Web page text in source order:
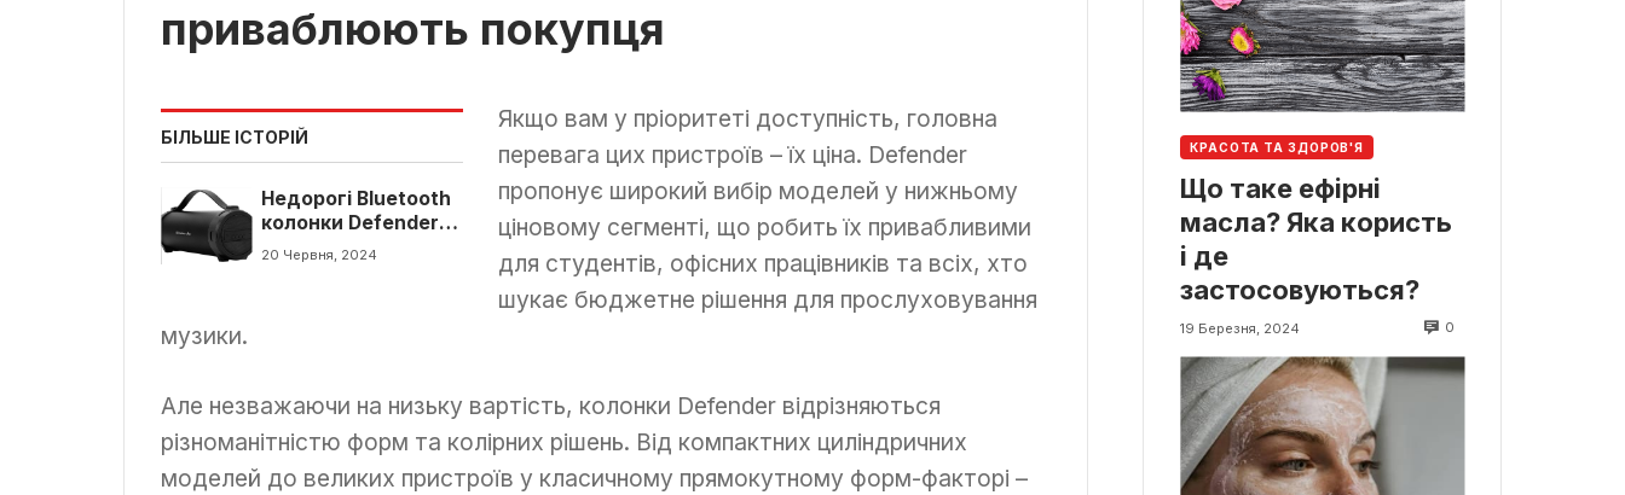
приваблюють покупця
БІЛЬШЕ ІСТОРІЙ
Недорогі Bluetooth
колонки Defender:
хто виробник і чи
20 Червня, 2024
Якщо вам у пріоритеті доступність, головна
перевага цих пристроїв – їх ціна. Defender
пропонує широкий вибір моделей у нижньому
ціновому сегменті, що робить їх привабливими
для студентів, офісних працівників та всіх, хто
шукає бюджетне рішення для прослуховування
музики.
Але незважаючи на низьку вартість, колонки Defender відрізняються
різноманітністю форм та колірних рішень. Від компактних циліндричних
моделей до великих пристроїв у класичному прямокутному форм-факторі –
КРАСОТА ТА ЗДОРОВ'Я
Що таке ефірні
масла? Яка користь
і де
застосовуються?
19 Березня, 2024 0